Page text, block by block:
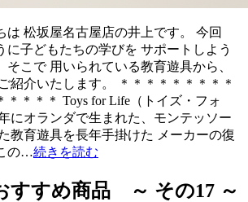
は 松坂屋名古屋店の井上です。 今回
に子どもたちの学びを サポートしよう
そこで 用いられている教育遊具から、
紹介いたします。 ＊＊＊＊＊＊＊＊＊
＊＊＊＊ Toys for Life（トイズ・フォ
にオランダで生まれた、モンテッソー
教育遊具を長年手掛けた メーカーの復
の…続きを読む
すすめ商品 ～ その17 ～